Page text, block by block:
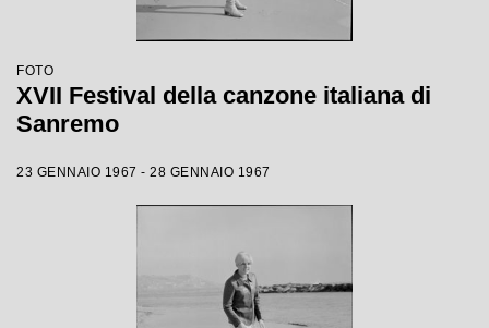
FOTO
XVII Festival della canzone italiana di
Sanremo
23 GENNAIO 1967 - 28 GENNAIO 1967